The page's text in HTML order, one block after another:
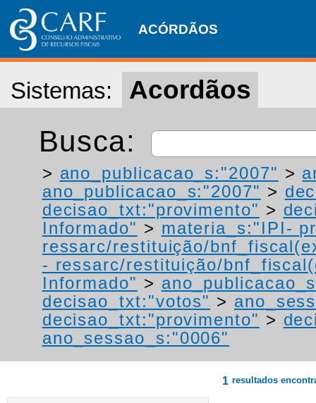
ACÓRDÃOS
Sistemas: Acordãos
Busca:
> ano_publicacao_s:"2007" >
ano_publicacao_s:"2007" >
decisao_txt:"provimento" >
Informado" > materia_s:"IPI-
ressarc/restituição/
- ressarc/restituição/
Informado" >
decisao_txt:"votos" >
decisao_txt:"provimento" >
ano_sessao_s:"0006"
1 resultados